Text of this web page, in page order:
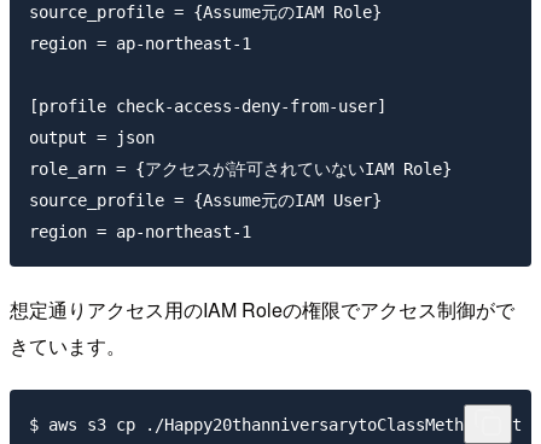
source_profile = {Assume元のIAM Role}
region = ap-northeast-1
[profile check-access-deny-from-user]
output = json
role_arn = {アクセスが許可されていないIAM Role}
source_profile = {Assume元のIAM User}
想定通りアクセス用のIAM Roleの権限でアクセス制御がで
きています。
$ aws s3 cp ./